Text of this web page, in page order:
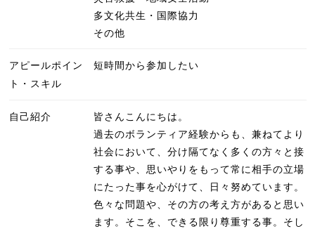
多文化共生・国際協力
その他
アピールポイン
ト・スキル
短時間から参加したい
自己紹介
皆さんこんにちは。
過去のボランティア経験からも、兼ねてより
社会において、分け隔てなく多くの方々と接
する事や、思いやりをもって常に相手の立場
にたった事を心がけて、日々努めています。
色々な問題や、その方の考え方があると思い
ます。そこを、できる限り尊重する事。そし